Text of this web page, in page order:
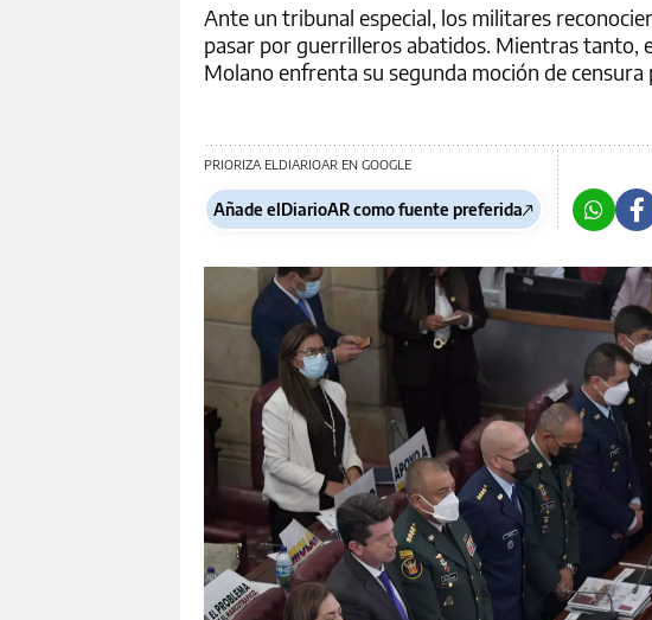
Ante un tribunal especial, los militares
pasar por guerrilleros abatidos. Mientras tanto,
Molano enfrenta su segunda moción de
PRIORIZA ELDIARIOAR EN GOOGLE
Añade elDiarioAR como fuente preferida